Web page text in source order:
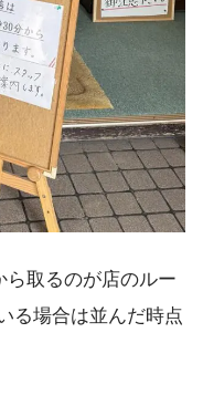
ら取るのが店のルー
る場合は並んだ時点